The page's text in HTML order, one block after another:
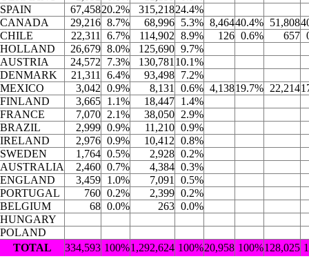
SPAIN
67,45820.2% 315,21824.4%
CANADA
29,216 8.7% 68,996 5.3% 8,46440.4% 51,808
CHILE
22,311 6.7% 114,902 8.9% 126 0.6% 657
HOLLAND
26,679 8.0% 125,690 9.7%
AUSTRIA
24,572 7.3% 130,781 10.1%
DENMARK
21,311 6.4% 93,498 7.2%
MEXICO
3,042 0.9% 8,131 0.6% 4,13819.7% 22,214
FINLAND
3,665 1.1% 18,447 1.4%
FRANCE
7,070 2.1% 38,050 2.9%
BRAZIL
2,999 0.9% 11,210 0.9%
IRELAND
2,976 0.9% 10,412 0.8%
SWEDEN
1,764 0.5% 2,928 0.2%
AUSTRALIA
2,460 0.7% 4,384 0.3%
ENGLAND
3,459 1.0% 7,091
0.5%
PORTUGAL
760 0.2% 2,399 0.2%
BELGIUM
68 0.0% 263 0.0%
HUNGARY
POLAND
TOTAL
334,593 100%1,292,624 100%20,958 100%128,025